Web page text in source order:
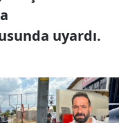
uyardı.